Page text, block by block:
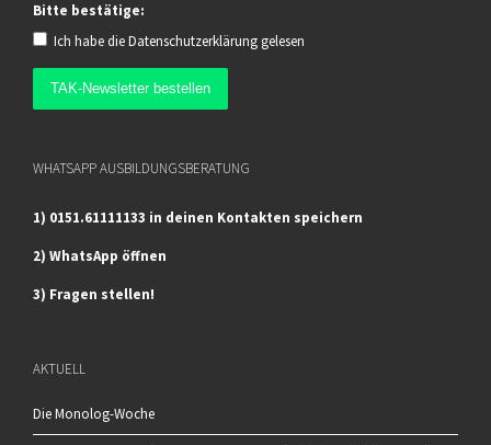
Bitte bestätige:
Ich habe dieDatenschutzerklärung gelesen
WHATSAPP AUSBILDUNGSBERATUNG
1) 0151.61111133 in deinen Kontakten speichern
2) WhatsApp öffnen
3) Fragen stellen!
AKTUELL
Die Monolog-Woche